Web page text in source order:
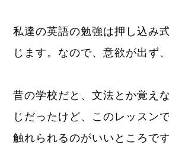
私達の英語の勉強は押し込み
じます。なので、意欲が出ず
昔の学校だと、文法とか覚え
じだったけど、このレッスン
触れられるのがいいところで